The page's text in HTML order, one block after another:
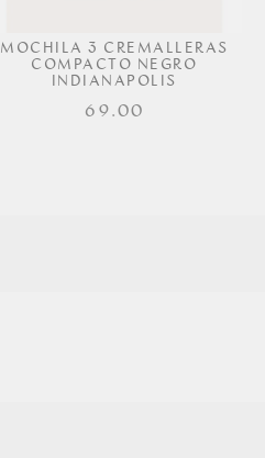
MOCHILA 3 CREMALLERAS
COMPACTO NEGRO
INDIANAPOLIS
69.00